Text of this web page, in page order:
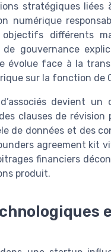
stratégiques
numérique
différents
gouvernance
évolue face à la
sur la fonction de
devient
clauses de révision
de données et des
agreement kit
financiers
produit.